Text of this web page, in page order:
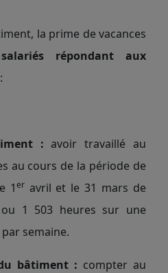
la prime de vacances
répondant aux
:
:avoir travaillé au
au cours de la période de
1eravril et le 31 mars de
ou 1 503 heures sur une
semaine.
bâtiment : compter au